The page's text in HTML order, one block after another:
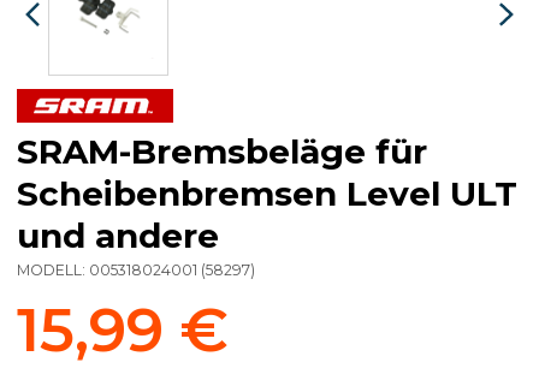
SRAM-Bremsbeläge für
Scheibenbremsen Level ULT
und andere
MODELL: 005318024001 (58297)
15,99 €